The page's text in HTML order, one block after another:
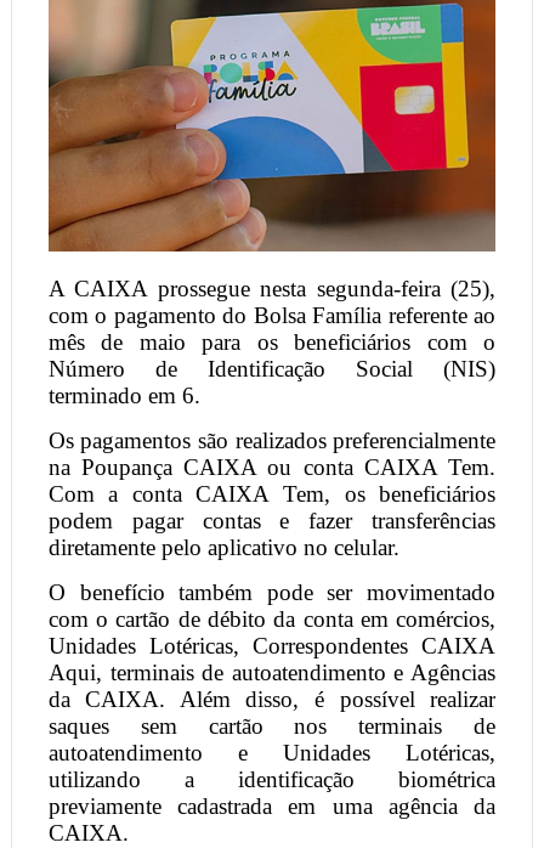
A CAIXA prossegue nesta segunda-feira (25),
com o pagamento do Bolsa Família referente ao
mês de maio para os beneficiários com o
Número de Identificação Social (NIS)
terminado em 6.
Os pagamentos são realizados preferencialmente
na Poupança CAIXA ou conta CAIXA Tem.
Com a conta CAIXA Tem, os beneficiários
podem pagar contas e fazer transferências
diretamente pelo aplicativo no celular.
O benefício também pode ser movimentado
com o cartão de débito da conta em comércios,
Unidades Lotéricas, Correspondentes CAIXA
Aqui, terminais de autoatendimento e Agências
da CAIXA. Além disso, é possível realizar
saques sem cartão nos terminais de
autoatendimento e Unidades Lotéricas,
utilizando a identificação biométrica
previamente cadastrada em uma agência da
CAIXA.